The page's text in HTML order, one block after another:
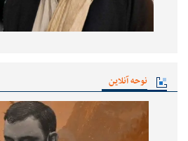
نوحه آنلاین